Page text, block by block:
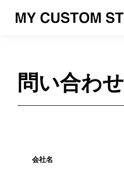
問い合わせ
会社名